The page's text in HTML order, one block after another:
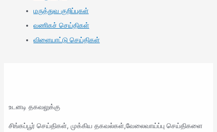
மருத்துவ குறிப்புகள்
வணிகச் செய்திகள்
விளையாட்டு செய்திகள்
உடனடி தகவலுக்கு
சிங்கப்பூர் செய்திகள், முக்கிய தகவல்கள்,வேலைவாய்ப்பு செய்திகளை